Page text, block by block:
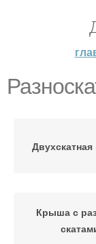
Крыша с